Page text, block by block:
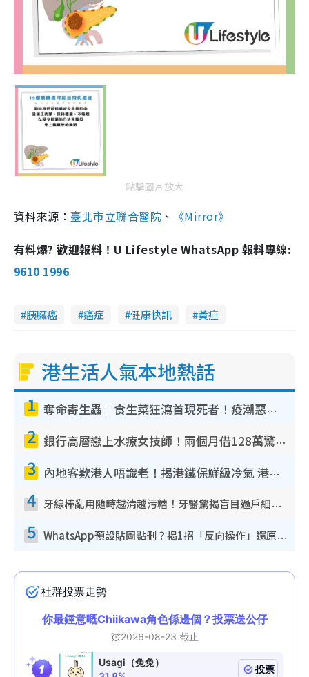
點擊圖片放大
資料來源：臺北市立聯合醫院 、
《Mirror》
有料爆? 歡迎報料！U Lifestyle WhatsApp 報料專線:
9610 1996
胰臟癌 癌症 健康快訊 黃疸
港生活人氣本地熱話
1 奪命寄生蟲｜食生菜狂瀉首現死者！疫潮惡化錄1.8萬宗病例 揭洗菜3大謬誤
2 銀行高層戀上水療女技師！兩個月借128萬驚覺「沉船」沉落火海 揭背後疑似邪教操控賣淫
3 內地客歎港人唔識老！揭港鐵保鮮級冷氣 港人求放過：咪投訴
4 牙線棒亂用隨時越清越污糟！牙醫驚揭盲目過戶細菌恐致蛀牙：呢種先係日常真保養
5 WhatsApp預設貼圖點刪？揭1招「反向操作」還原簡潔介面 附3步實測教學